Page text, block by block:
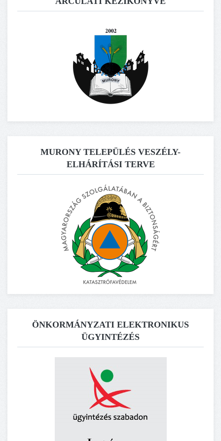
MURONY TELEPÜLÉS VESZÉLY-
ELHÁRÍTÁSI TERVE
ÖNKORMÁNYZATI ELEKTRONIKUS
ÜGYINTÉZÉS